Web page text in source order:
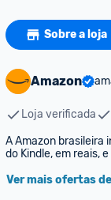
Sobre a loja
Amazon
Loja verificada
A Amazon brasileira
do Kindle, em reais,
Ver mais ofertas